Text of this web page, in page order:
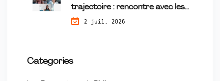
trajectoire : rencontre avec les
lauréates du programme
2 juil. 2026
Categories